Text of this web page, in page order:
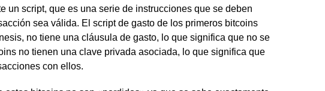
un script, que es una serie de instrucciones que se deben
sea válida. El script de gasto de los primeros bitcoins
no tiene una cláusula de gasto, lo que significa que no se
no tienen una clave privada asociada, lo que significa que
con ellos.